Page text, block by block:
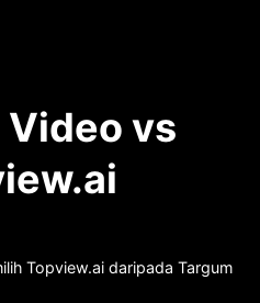
vs
Topview.ai daripada Targum